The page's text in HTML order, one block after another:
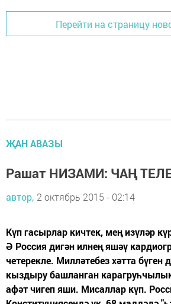
Перейти на страницу
ҖАН АВАЗЫ
Рашат НИЗАМИ: ЧАҢ
автор, 2 октябрь 2015 - 02:14
Күп гасырлар кичтек, мең изүләр
Ә Россия дигән илнең яшәү
четерекле. Милләтебез хәтта бүген
кыздыру башланган
афәт чигеп яши. Мисаллар күп.